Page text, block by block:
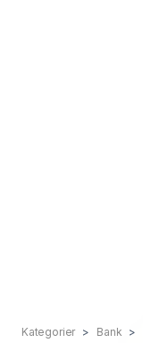
Kategorier Bank